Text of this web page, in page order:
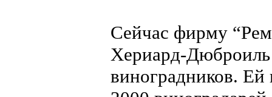
Сейчас фирму
Хериард-
виноградников.